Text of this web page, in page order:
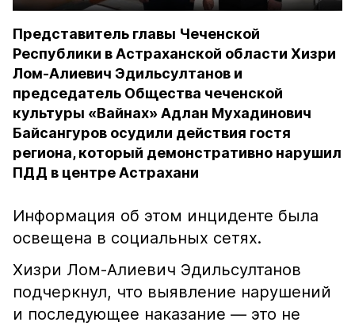
Представитель главы Чеченской
Республики в Астраханской области Хизри
Лом-Алиевич Эдильсултанов и
председатель Общества чеченской
культуры «Вайнах» Адлан Мухадинович
Байсангуров осудили действия гостя
региона, который демонстративно нарушил
ПДД в центре Астрахани
Информация об этом инциденте была
освещена в социальных сетях.
Хизри Лом-Алиевич Эдильсултанов
подчеркнул, что выявление нарушений
и последующее наказание — это не